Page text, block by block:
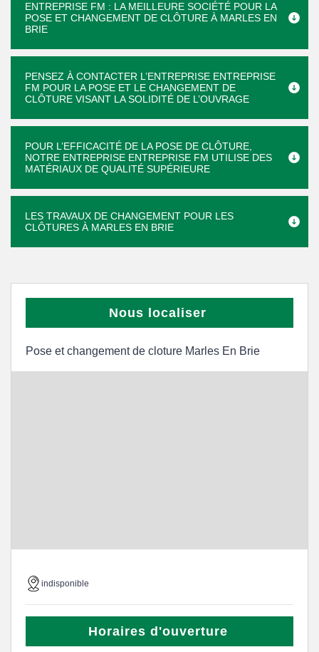
ENTREPRISE FM : LA MEILLEURE SOCIÉTÉ POUR LA
POSE ET CHANGEMENT DE CLÔTURE À MARLES EN
BRIE
PENSEZ À CONTACTER L’ENTREPRISE ENTREPRISE
FM POUR LA POSE ET LE CHANGEMENT DE
CLÔTURE VISANT LA SOLIDITÉ DE L’OUVRAGE
POUR L’EFFICACITÉ DE LA POSE DE CLÔTURE,
NOTRE ENTREPRISE ENTREPRISE FM UTILISE DES
MATÉRIAUX DE QUALITÉ SUPÉRIEURE
LES TRAVAUX DE CHANGEMENT POUR LES
CLÔTURES À MARLES EN BRIE
Nous localiser
Pose et changement de cloture Marles En Brie
indisponible
Horaires d'ouverture